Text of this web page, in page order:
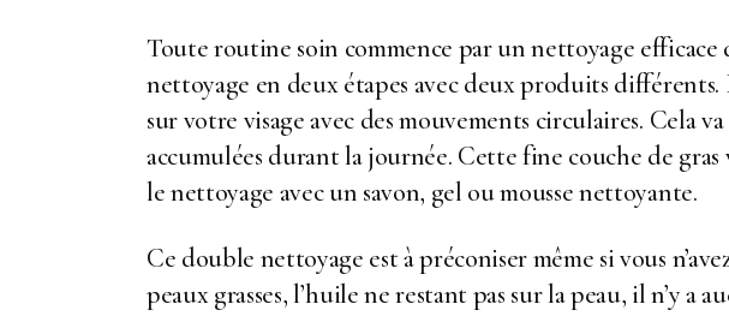
Toute routine soin commence par un nettoyage
nettoyage en deux étapes avec deux produits
sur votre visage avec des mouvements circulaires. Cela
accumulées durant la journée. Cette fine couche de
le nettoyage avec un savon, gel ou mousse nettoyante.
Ce double nettoyage est à préconiser même si vous
peaux grasses, l’huile ne restant pas sur la peau, il n’y a